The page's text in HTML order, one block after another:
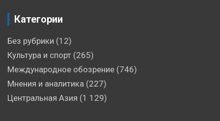
Категории
Без рубрики (12)
Культура и спорт (265)
Международное обозрение (746)
Мнения и аналитика (227)
Центральная Азия (1 129)